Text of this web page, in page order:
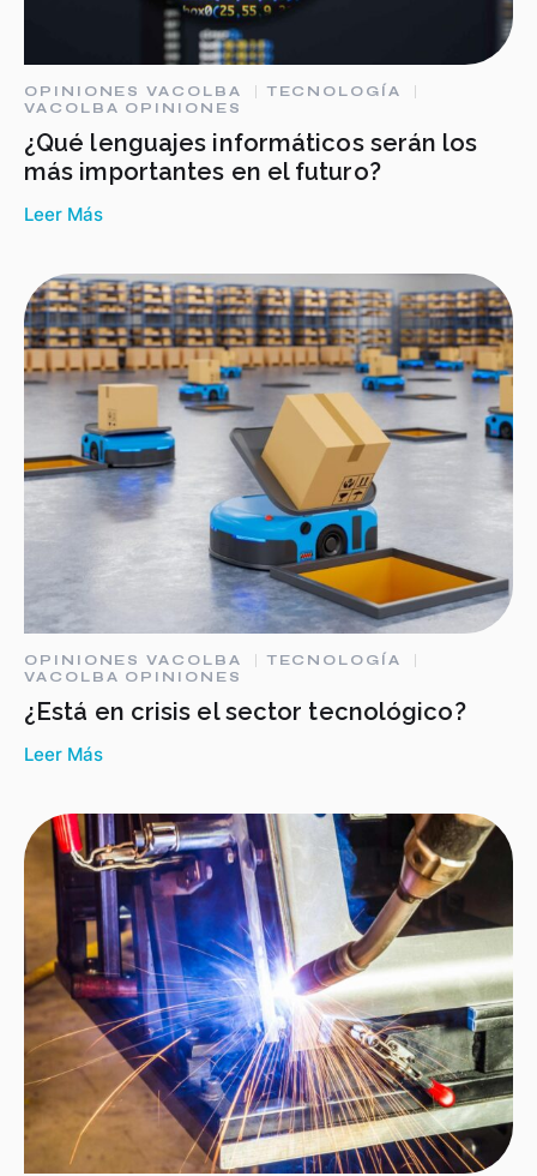
OPINIONES VACOLBA
TECNOLOGÍA
VACOLBA OPINIONES
¿Qué lenguajes informáticos serán los
más importantes en el futuro?
Leer Más
OPINIONES VACOLBA
TECNOLOGÍA
VACOLBA OPINIONES
¿Está en crisis el sector tecnológico?
Leer Más